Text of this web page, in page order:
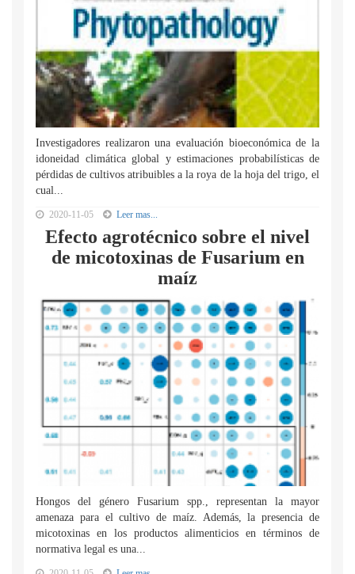
Investigadores realizaron una evaluación bioeconómica de la
idoneidad climática global y estimaciones probabilísticas de
pérdidas de cultivos atribuibles a la roya de la hoja del trigo, el
cual...
2020-11-05 Leer mas...
Efecto agrotécnico sobre el nivel
de micotoxinas de Fusarium en
maíz
Hongos del género Fusarium spp., representan la mayor
amenaza para el cultivo de maíz. Además, la presencia de
micotoxinas en los productos alimenticios en términos de
normativa legal es una...